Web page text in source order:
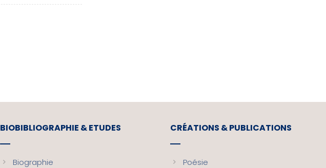
BIOBIBLIOGRAPHIE & ETUDES
Biographie
CRÉATIONS & PUBLICATIONS
Poésie